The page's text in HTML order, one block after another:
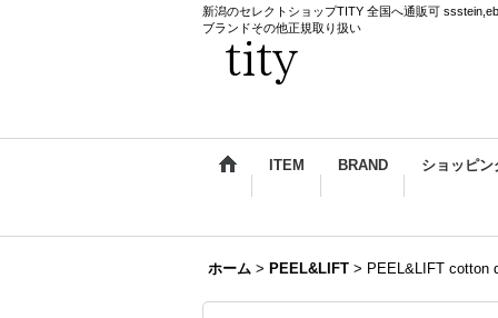
新潟のセレクトショップTITY 全国へ通販可
ブランドその他正規取り扱い
ITEM BRAND ショッピン
ホーム > PEEL&LIFT > PEEL&LIFT cotton